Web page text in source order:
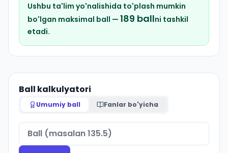
Ushbu ta'lim yo'nalishida to'plash mumkin
bo'lgan maksimal ball — 189 ballni tashkil
etadi.
Ball kalkulyatori
Umumiy ball Fanlar bo'yicha